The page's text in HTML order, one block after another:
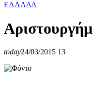
ΕΛΛΑΔΑ
today24/03/2015 13